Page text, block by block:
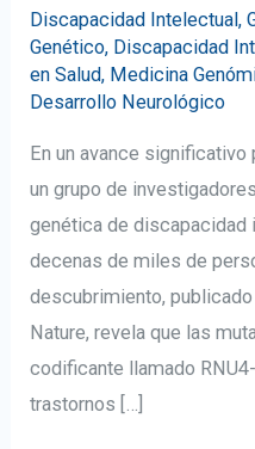
Discapacidad Intelectual,
Genético, Discapacidad
en Salud, Medicina
Desarrollo Neurológico
En un avance significativo
un grupo de
genética de discapacidad
decenas de miles de
descubrimiento,
Nature, revela que las
codificante llamado
trastornos […]